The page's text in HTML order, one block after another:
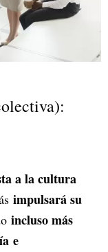
a la cultura
impulsará su
incluso más
e